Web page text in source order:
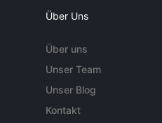
Über Uns
Über uns
Unser Team
Unser Blog
Kontakt